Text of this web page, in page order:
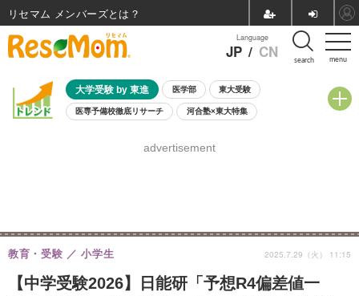
menu
Language
JP / CN search
大学受験 by 東進 医学部 東大受験
医専予備校徹底リサーチ 河合塾×東大特集
8月開催学校説明会・相談会
advertisement
【中学受験2026】日能研「予想R4偏差値一
教育・受験 小学生 2025.7.29（火） 11:15
リセマム メンバーズ